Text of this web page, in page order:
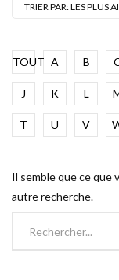
TRIER PAR:LES PLUS
TOUT A B
J K L
T U V
Il semble que ce que
autre recherche.